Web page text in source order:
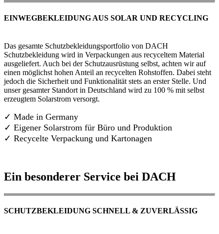
EINWEGBEKLEIDUNG AUS SOLAR UND RECYCLING
Das gesamte Schutzbekleidungsportfolio von DACH
Schutzbekleidung wird in Verpackungen aus recyceltem Material
ausgeliefert. Auch bei der Schutzausrüstung selbst, achten wir auf
einen möglichst hohen Anteil an recycelten Rohstoffen. Dabei steht
jedoch die Sicherheit und Funktionalität stets an erster Stelle. Und
unser gesamter Standort in Deutschland wird zu 100 % mit selbst
erzeugtem Solarstrom versorgt.
✓ Made in Germany
✓ Eigener Solarstrom für Büro und Produktion
✓ Recycelte Verpackung und Kartonagen
Ein besonderer Service bei DACH
SCHUTZBEKLEIDUNG SCHNELL & ZUVERLÄSSIG